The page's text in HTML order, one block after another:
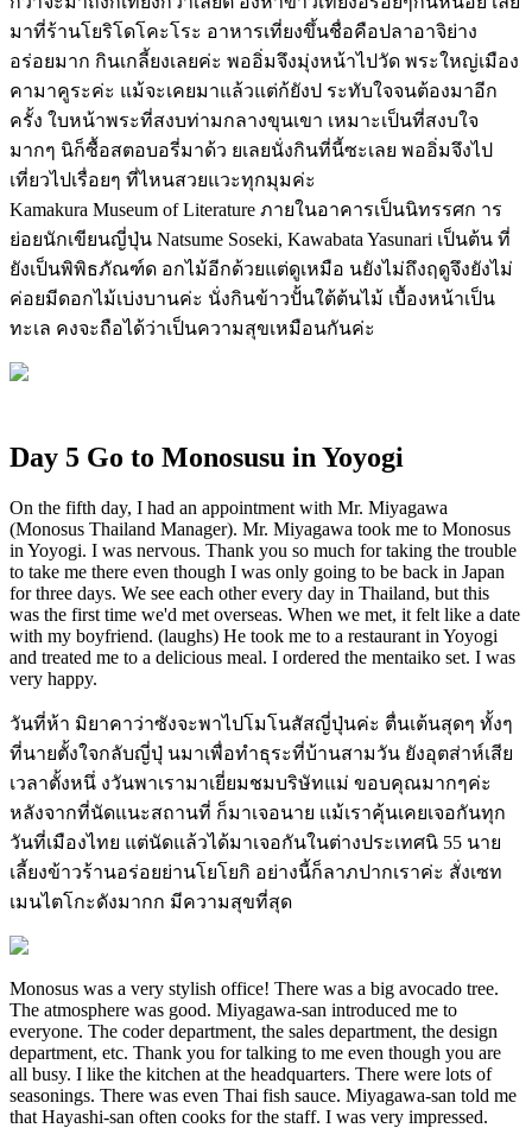
มาที่ร้านโยริโดโคะโระ อาหารเที่ยงขึ้นชื่อคือปลาอาจิย่าง
อร่อยมาก กินเกลี้ยงเลยค่ะ พออิ่มจึงมุ่งหน้าไปวัด พระใหญ่เมือง
คามาคูระค่ะ แม้จะเคยมาแล้วแต่ก้ยังป ระทับใจจนต้องมาอีก
ครั้ง ใบหน้าพระที่สงบท่ามกลางขุนเขา เหมาะเป็นที่สงบใจ
มากๆ นิก็ซื้อสตอบอรี่มาด้ว ยเลยนั่งกินที่นี้ซะเลย พออิ่มจึงไป
เที่ยวไปเรื่อยๆ ที่ไหนสวยแวะทุกมุมค่ะ
Kamakura Museum of Literature ภายในอาคารเป็นนิทรรศก าร
ย่อยนักเขียนญี่ปุ่น Natsume Soseki, Kawabata Yasunari เป็นต้น ที่
ยังเป็นพิพิธภัณฑ์ด อกไม้อีกด้วยแต่ดูเหมือ นยังไม่ถึงฤดูจึงยังไม่
ค่อยมีดอกไม้เบ่งบานค่ะ นั่งกินข้าวปั้นใต้ต้นไม้ เบื้องหน้าเป็น
ทะเล คงจะถือได้ว่าเป็นความสุขเหมือนกันค่ะ
Day 5 Go to Monosusu in Yoyogi
On the fifth day, I had an appointment with Mr. Miyagawa
(Monosus Thailand Manager). Mr. Miyagawa took me to Monosus
in Yoyogi. I was nervous. Thank you so much for taking the trouble
to take me there even though I was only going to be back in Japan
for three days. We see each other every day in Thailand, but this
was the first time we'd met overseas. When we met, it felt like a date
with my boyfriend. (laughs) He took me to a restaurant in Yoyogi
and treated me to a delicious meal. I ordered the mentaiko set. I was
very happy.
วันที่ห้า มิยาคาว่าซังจะพาไปโมโนสัสญี่ปุ่นค่ะ ตื่นเต้นสุดๆ ทั้งๆ
ที่นายตั้งใจกลับญี่ปุ่ นมาเพื่อทำธุระที่บ้านสามวัน ยังอุตส่าห์เสีย
เวลาตั้งหนึ่ งวันพาเรามาเยี่ยมชมบริษัทแม่ ขอบคุณมากๆค่ะ
หลังจากที่นัดแนะสถานที่ ก็มาเจอนาย เเม้เราคุ้นเคยเจอกันทุก
วันที่เมืองไทย แต่นัดแล้วได้มาเจอกันในต่างประเทศนิ 55 นาย
เลี้ยงข้าวร้านอร่อยย่านโยโยกิ อย่างนี้ก็ลาภปากเราค่ะ สั่งเซท
เมนไตโกะดังมากก มีความสุขที่สุด
Monosus was a very stylish office! There was a big avocado tree.
The atmosphere was good. Miyagawa-san introduced me to
everyone. The coder department, the sales department, the design
department, etc. Thank you for talking to me even though you are
all busy. I like the kitchen at the headquarters. There were lots of
seasonings. There was even Thai fish sauce. Miyagawa-san told me
that Hayashi-san often cooks for the staff. I was very impressed.